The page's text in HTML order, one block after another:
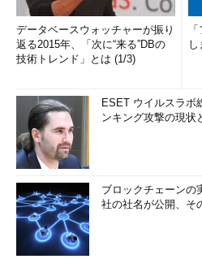
データベースウォッチャーが振り
返る2015年、「次に“来る”DBの
技術トレンド」とは (1/3)
し
ESET ウイルスラボ
ンキング攻撃の現状
ブロックチェーンの
社の社名が公開、そ